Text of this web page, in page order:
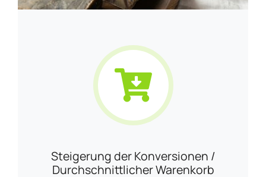
Steigerung der Konversionen /
Durchschnittlicher Warenkorb